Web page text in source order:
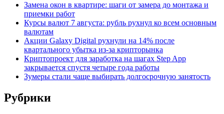
Замена окон в квартире: шаги от замера до монтажа и
приемки работ
Курсы валют 7 августа: рубль рухнул ко всем основным
валютам
Акции Galaxy Digital рухнули на 14% после
квартального убытка из-за крипторынка
Криптопроект для заработка на шагах Step App
закрывается спустя четыре года работы
Зумеры стали чаще выбирать долгосрочную занятость
Рубрики